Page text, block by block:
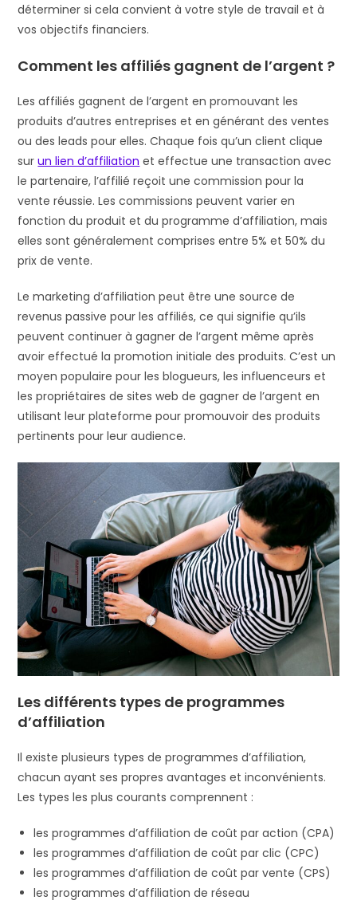
déterminer si cela convient à votre style de travail et à
vos objectifs financiers.
Comment les affiliés gagnent de l’argent ?
Les affiliés gagnent de l’argent en promouvant les
produits d’autres entreprises et en générant des ventes
ou des leads pour elles. Chaque fois qu’un client clique
surun lien d’affiliation et effectue une transaction avec
le partenaire, l’affilié reçoit une commission pour la
vente réussie. Les commissions peuvent varier en
fonction du produit et du programme d’affiliation, mais
elles sont généralement comprises entre 5% et 50% du
prix de vente.
Le marketing d’affiliation peut être une source de
revenus passive pour les affiliés, ce qui signifie qu’ils
peuvent continuer à gagner de l’argent même après
avoir effectué la promotion initiale des produits. C’est un
moyen populaire pour les blogueurs, les influenceurs et
les propriétaires de sites web de gagner de l’argent en
utilisant leur plateforme pour promouvoir des produits
pertinents pour leur audience.
Les différents types de programmes
d’affiliation
Il existe plusieurs types de programmes d’affiliation,
chacun ayant ses propres avantages et inconvénients.
Les types les plus courants comprennent :
les programmes d’affiliation de coût par action (CPA)
les programmes d’affiliation de coût par clic (CPC)
les programmes d’affiliation de coût par vente (CPS)
les programmes d’affiliation de réseau